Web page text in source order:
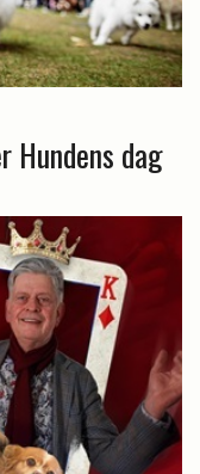
Hundens dag